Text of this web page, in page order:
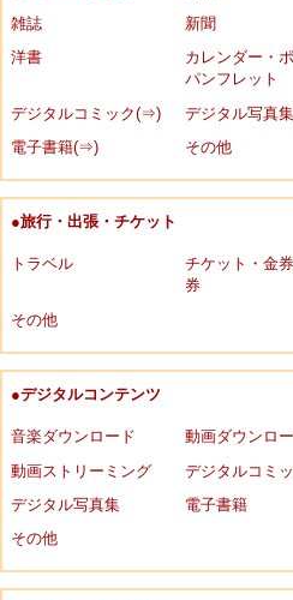
雑誌
新聞
洋書
カレンダー・
パンフレット
デジタルコミック(⇒)
デジタル写真
電子書籍(⇒)
その他
●旅行・出張・チケット
トラベル
チケット・金
券
その他
●デジタルコンテンツ
音楽ダウンロード
動画ダウンロ
動画ストリーミング
デジタルコミ
デジタル写真集
電子書籍
その他